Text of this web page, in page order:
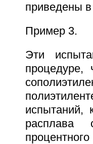
приведены
Пример 3.
Эти
испытаний,
расплава